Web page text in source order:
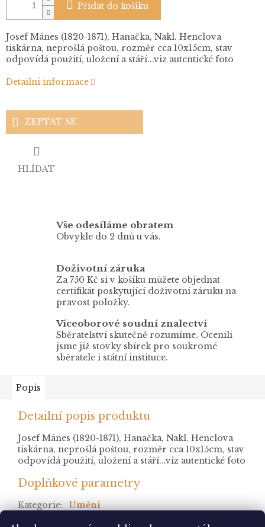
Přidat do košíku
Josef Mánes (1820-1871), Hanačka, Nakl. Henclova
tiskárna, neprošlá poštou, rozměr cca 10x15cm, stav
odpovídá použití, uložení a stáří...viz autentické foto
Detailní informace
ZEPTAT SE
HLÍDAT
Vše odesíláme obratem
Obvykle do 2 dnů u vás.
Doživotní záruka
Za 750 Kč si v košíku můžete objednat
certifikát poskytující doživotní záruku na
pravost položky.
Víceoborové soudní znalectví
Sběratelství skutečně rozumíme. Ocenili
jsme již stovky sbírek pro soukromé
sběratele i státní instituce.
Popis
Detailní popis produktu
Josef Mánes (1820-1871), Hanačka, Nakl. Henclova
tiskárna, neprošlá poštou, rozměr cca 10x15cm, stav
odpovídá použití, uložení a stáří...viz autentické foto
Doplňkové parametry
Kategorie: Umění